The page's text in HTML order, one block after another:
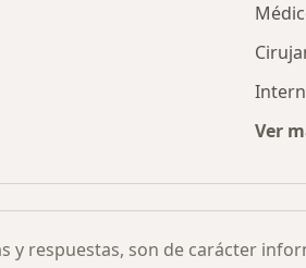
Ver
respuestas, son de carácter